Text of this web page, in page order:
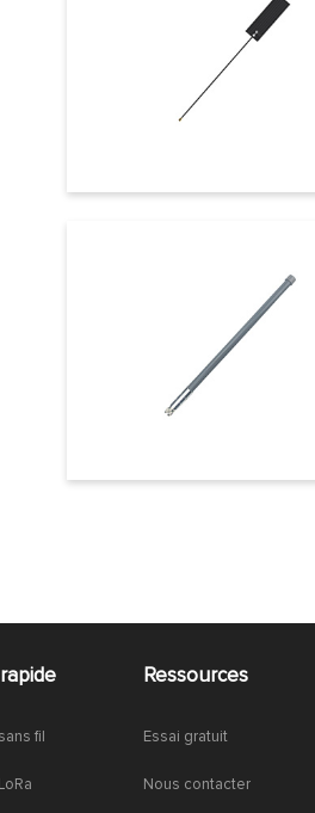
fil
Ressources
Essai gratuit
Nous contacter